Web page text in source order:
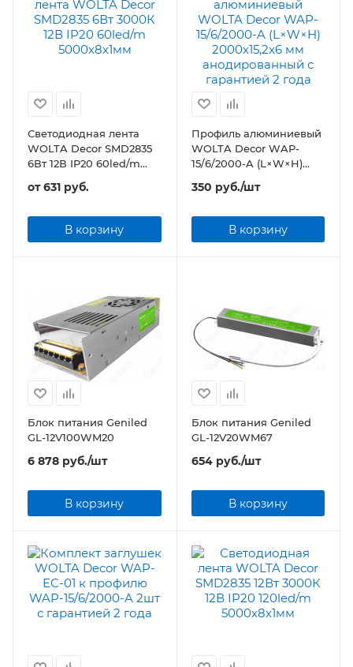
Светодиодная лента
WOLTA Decor SMD2835
6Вт 12В IP20 60led/m
от631 руб.
В корзину
Профиль алюминиевый
WOLTA Decor WAP-
15/6/2000-A (L×W×H)
2000x15,2x6 мм
анодированный
350 руб./шт
В корзину
Блок питания Geniled
GL-12V100WM20
6 878 руб./шт
В корзину
Блок питания Geniled
GL-12V20WM67
654руб./шт
В корзину